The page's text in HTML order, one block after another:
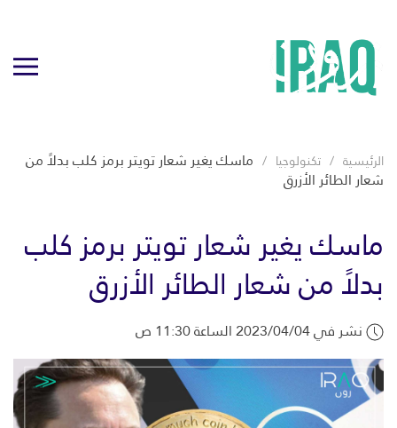
الرئيسية تكنولوجيا ماسك يغير شعار تويتر برمز كلب بدلاً من
شعار الطائر الأزرق
ماسك يغير شعار تويتر برمز كلب
بدلاً من شعار الطائر الأزرق
نشر في 2023/04/04 الساعة 11:30 ص